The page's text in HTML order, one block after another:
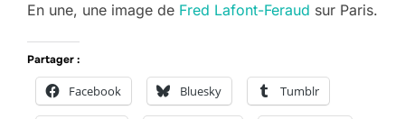
En une, une image de Fred Lafont-Feraud sur Paris.
Partager :
Facebook Bluesky Tumblr